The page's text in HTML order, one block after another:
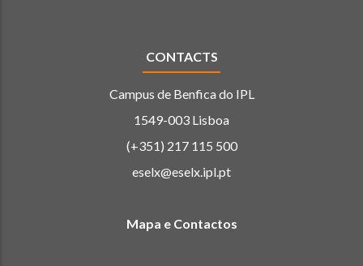
CONTACTS
Campus de Benfica do IPL
1549-003 Lisboa
(+351) 217 115 500
eselx@eselx.ipl.pt
Mapa e Contactos